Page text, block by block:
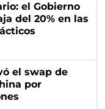
el Gobierno
del 20% en las
el swap de
por